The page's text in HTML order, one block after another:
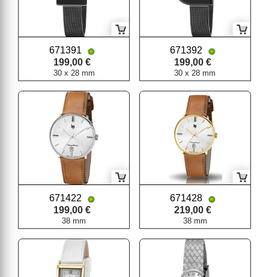
671391
199,00 €
30 x 28 mm
671392
199,00 €
30 x 28 mm
671422
199,00 €
38 mm
671428
219,00 €
38 mm